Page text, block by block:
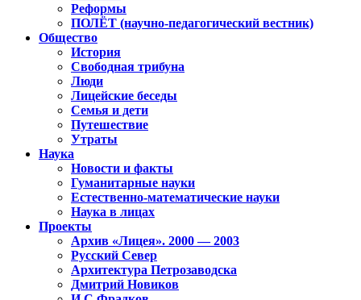
Реформы
ПОЛЁТ (научно-педагогический вестник)
Общество
История
Свободная трибуна
Люди
Лицейские беседы
Семья и дети
Путешествие
Утраты
Наука
Новости и факты
Гуманитарные науки
Естественно-математические науки
Наука в лицах
Проекты
Архив «Лицея». 2000 — 2003
Русский Север
Архитектура Петрозаводска
Дмитрий Новиков